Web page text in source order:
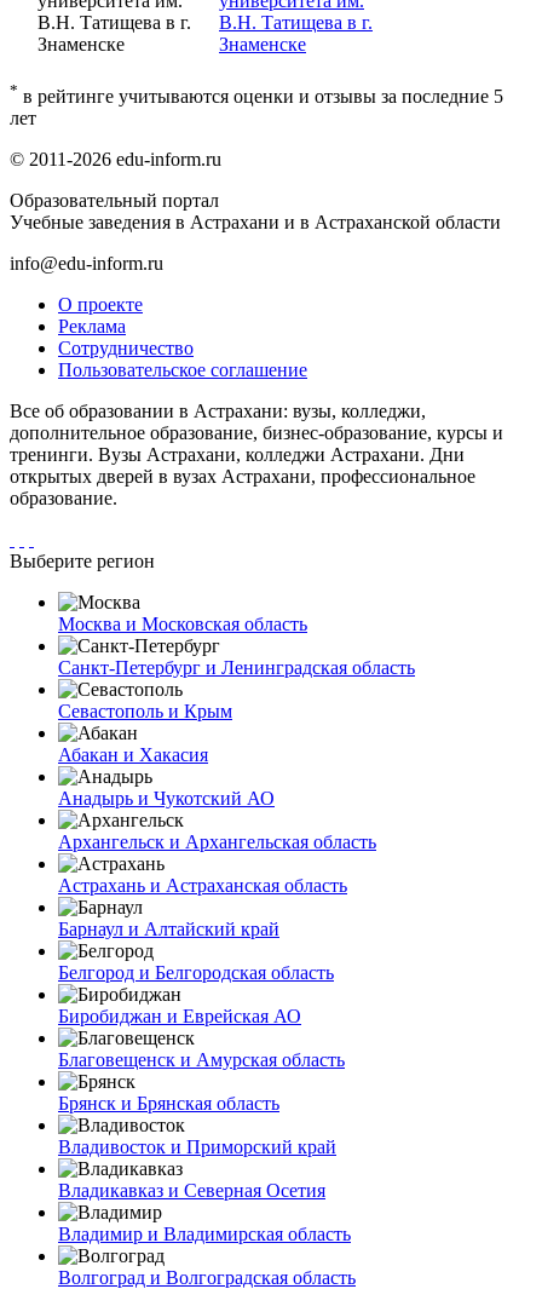
В.Н. Татищева в г.
Знаменске
* в рейтинге учитываются оценки и отзывы за последние 5
лет
© 2011-2026 edu-inform.ru
Образовательный портал
Учебные заведения в Астрахани и в Астраханской области
info@edu-inform.ru
О проекте
Реклама
Сотрудничество
Пользовательское соглашение
Все об образовании в Астрахани: вузы, колледжи,
дополнительное образование, бизнес-образование, курсы и
тренинги. Вузы Астрахани, колледжи Астрахани. Дни
открытых дверей в вузах Астрахани, профессиональное
образование.
Выберите регион
Москва и Московская область
Санкт-Петербург и Ленинградская область
Севастополь и Крым
Абакан и Хакасия
Анадырь и Чукотский АО
Архангельск и Архангельская область
Астрахань и Астраханская область
Барнаул и Алтайский край
Белгород и Белгородская область
Биробиджан и Еврейская АО
Благовещенск и Амурская область
Брянск и Брянская область
Владивосток и Приморский край
Владикавказ и Северная Осетия
Владимир и Владимирская область
Волгоград и Волгоградская область